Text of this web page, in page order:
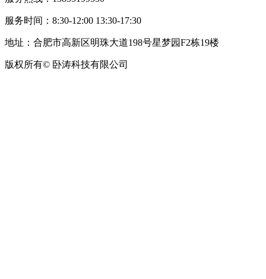
服务时间：8:30-12:00 13:30-17:30
地址：合肥市高新区明珠大道198号星梦园F2栋19楼
版权所有© 卧涛科技有限公司